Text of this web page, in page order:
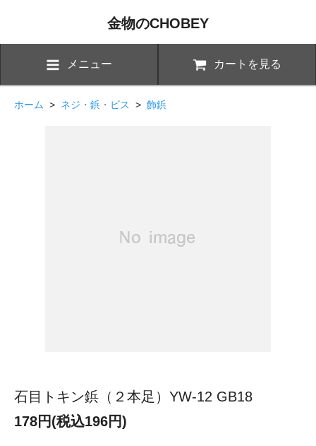
金物のCHOBEY
メニュー カートを見る
ホーム > ネジ・鋲・ビス > 飾鋲
石目トキン鋲（２本足）YW-12 GB18
178円(税込196円)